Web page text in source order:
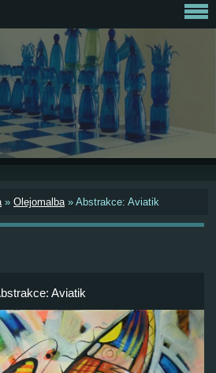
» Olejomalba» Abstrakce: Aviatik
Aviatik